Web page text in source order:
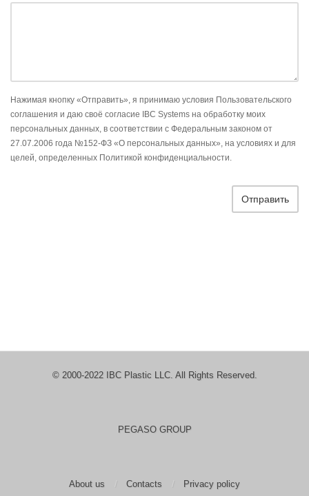
Нажимая кнопку «Отправить», я принимаю условия Пользовательского
соглашения и даю своё согласие IBC Systems на обработку моих
персональных данных, в соответствии с Федеральным законом от
27.07.2006 года №152-ФЗ «О персональных данных», на условиях и для
целей, определенных Политикой конфиденциальности.
Отправить
© 2000-2022 IBC Plastic LLC. All Rights Reserved.
PEGASO GROUP
About us Contacts Privacy policy